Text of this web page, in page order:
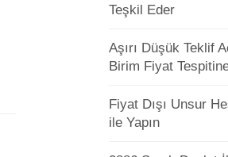
Teşkil Eder
Aşırı Düşük Teklif
Birim Fiyat
Fiyat Dışı Unsur
ile Yapın